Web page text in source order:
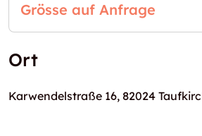
Grösse auf Anfrage
Ort
Karwendelstraße 16, 82024